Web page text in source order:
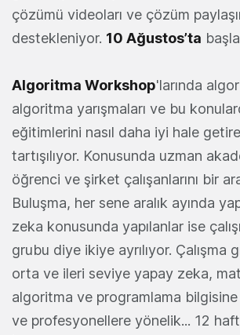
çözümü videoları ve çözüm
destekleniyor. 10 Ağustos’ta
Algoritma Workshop'larında
algoritma yarışmaları ve bu
eğitimlerini nasıl daha iyi hale
tartışılıyor. Konusunda uzman
öğrenci ve şirket çalışanlarını bir
Buluşma, her sene aralık ayında
zeka konusunda yapılanlar ise
grubu diye ikiye ayrılıyor. Çalışma
orta ve ileri seviye yapay zeka,
algoritma ve programlama
ve profesyonellere yönelik... 12